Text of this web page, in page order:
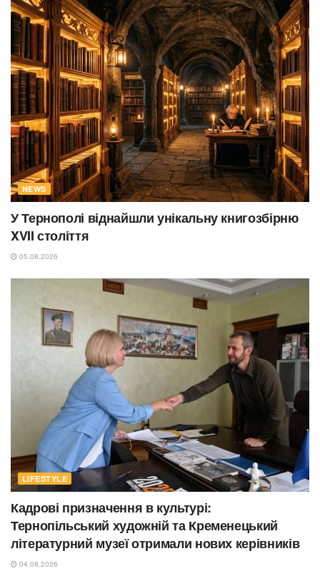
NEWS
У Тернополі віднайшли унікальну книгозбірню
XVII століття
05.08.2026
LIFESTYLE
Кадрові призначення в культурі:
Тернопільський художній та Кременецький
літературний музеї отримали нових керівників
04.08.2026